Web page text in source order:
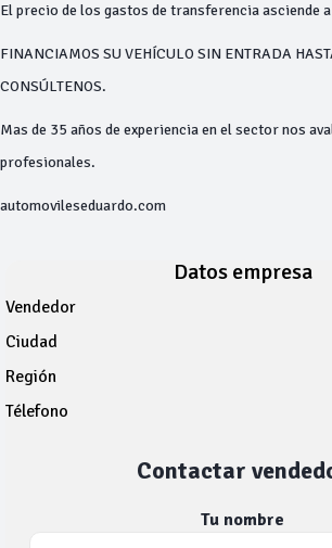
El precio de los gastos de transferencia asciende
FINANCIAMOS SU VEHÍCULO SIN ENTRADA
CONSÚLTENOS.
Mas de 35 años de experiencia en el sector nos
profesionales.
automovileseduardo.com
Datos empresa
Vendedor
Ciudad
Región
Télefono
Contactar
Tu nombre